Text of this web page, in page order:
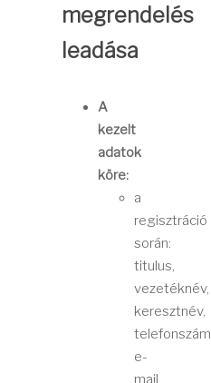
megrendelés
leadása
A
kezelt
adatok
köre:
a
regisztráció
során:
titulus,
vezetéknév,
keresztnév,
telefonszám,
e-
mail